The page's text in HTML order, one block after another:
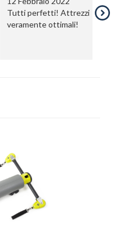
Tutti perfetti! Attrezzi
veramente ottimali!